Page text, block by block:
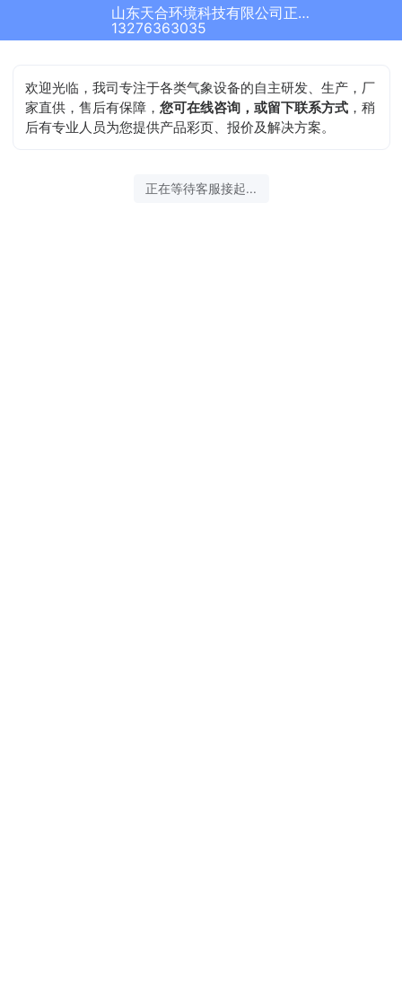
山东天合环境科技有限公司正在为您服务
13276363035
欢迎光临，我司专注于各类气象设备的自主研发、生产，厂
家直供，售后有保障，您可在线咨询，或留下联系方式 ，稍
后有专业人员为您提供产品彩页、报价及解决方案。
正在等待客服接起...